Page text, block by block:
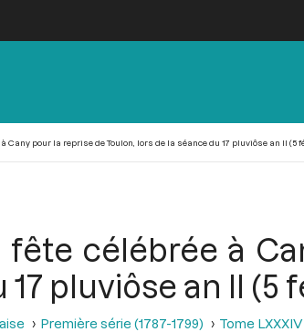
Cany pour la reprise de Toulon, lors de la séance du 17 pluviôse an II (5
fête célébrée à
pluviôse an II (5
Première série (1787-1799)
Tome